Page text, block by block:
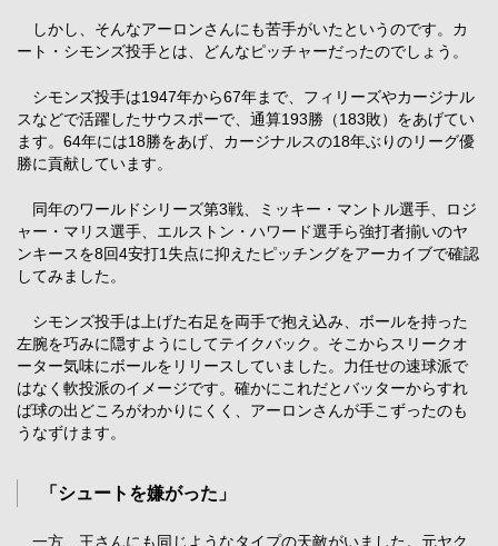
しかし、そんなアーロンさんにも苦手がいたというのです。カ
ート・シモンズ投手とは、どんなピッチャーだったのでしょう。
シモンズ投手は1947年から67年まで、フィリーズやカージナル
スなどで活躍したサウスポーで、通算193勝（183敗）をあげてい
ます。64年には18勝をあげ、カージナルスの18年ぶりのリーグ優
勝に貢献しています。
同年のワールドシリーズ第3戦、ミッキー・マントル選手、ロジ
ャー・マリス選手、エルストン・ハワード選手ら強打者揃いのヤ
ンキースを8回4安打1失点に抑えたピッチングをアーカイブで確認
してみました。
シモンズ投手は上げた右足を両手で抱え込み、ボールを持った
左腕を巧みに隠すようにしてテイクバック。そこからスリークオ
ーター気味にボールをリリースしていました。力任せの速球派で
はなく軟投派のイメージです。確かにこれだとバッターからすれ
ば球の出どころがわかりにくく、アーロンさんが手こずったのも
うなずけます。
「シュートを嫌がった」
一方、王さんにも同じようなタイプの天敵がいました。元ヤク